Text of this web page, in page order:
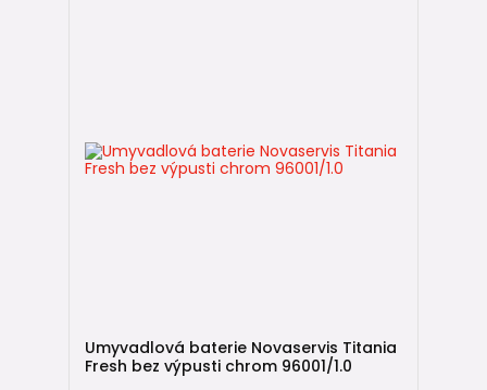
Umyvadlová baterie Novaservis Titania
Fresh bez výpusti chrom 96001/1.0